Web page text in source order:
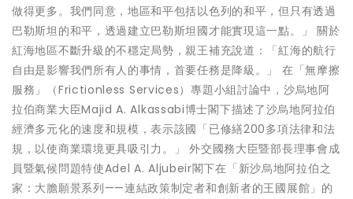
做得更多。我們同意，地區和平包括以色列的和平，但只有透過
巴勒斯坦的和平，透過建立巴勒斯坦國才能實現這一點。」 關於
紅海地區不斷升級的不穩定局勢，親王補充說道：「紅海的航行
自由是影響我們所有人的事情，首要任務是降級。」 在「無摩擦
服務」（Frictionless Services）專題小組討論中，沙烏地阿
拉伯商業大臣Majid A. Alkassabi博士閣下描述了沙烏地阿拉伯
經濟多元化的速度和規模，表示該國「已修繕200多項法律和法
規，以使商業環境更具吸引力。」 外交國務大臣暨部長理事會成
員暨氣候問題特使Adel A. Aljubeir閣下在「新沙烏地阿拉伯之
家：大膽願景系列——連結政策制定者和創新者的王國展館」的